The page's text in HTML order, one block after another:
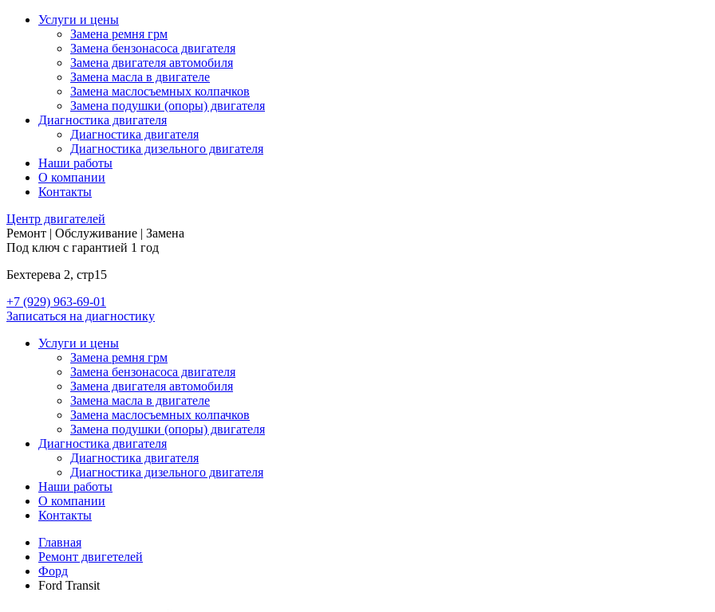
Услуги и цены
Замена ремня грм
Замена бензонасоса двигателя
Замена двигателя автомобиля
Замена масла в двигателе
Замена маслосъемных колпачков
Замена подушки (опоры) двигателя
Диагностика двигателя
Диагностика двигателя
Диагностика дизельного двигателя
Наши работы
О компании
Контакты
Центр двигателей
Ремонт | Обслуживание | Замена
Под ключ с гарантией 1 год
Бехтерева 2, стр15
+7 (929) 963-69-01
Записаться на диагностику
Услуги и цены
Замена ремня грм
Замена бензонасоса двигателя
Замена двигателя автомобиля
Замена масла в двигателе
Замена маслосъемных колпачков
Замена подушки (опоры) двигателя
Диагностика двигателя
Диагностика двигателя
Диагностика дизельного двигателя
Наши работы
О компании
Контакты
Главная
Ремонт двигетелей
Форд
Ford Transit